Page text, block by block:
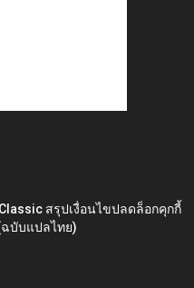
สรุปเงื่อนไขปลดล็อกคุกกี้
บับแปลไทย)